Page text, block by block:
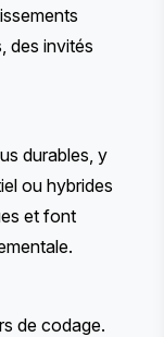
des invités
durables, y
ou hybrides
et font
de codage.